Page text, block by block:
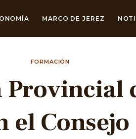
MARCO DE JEREZ
FORMACIÓN